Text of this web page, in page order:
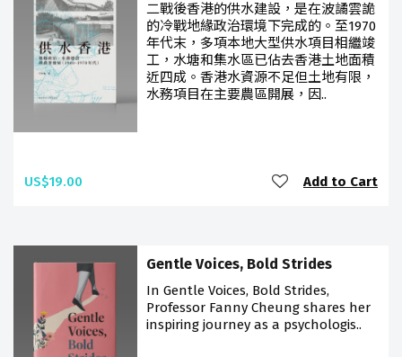
二戰後香港的供水建設，是在波譎雲詭
的冷戰地緣政治環境下完成的。至1970
年代末，多項本地大型供水項目相繼竣
工，水塘和集水區已佔去香港土地面積
近四成。香港水資源不足但土地有限，
水務項目在主要農區開展，因..
US$19.00 Add to Cart
Gentle Voices, Bold Strides
In Gentle Voices, Bold Strides,
Professor Fanny Cheung shares her
inspiring journey as a psychologis..